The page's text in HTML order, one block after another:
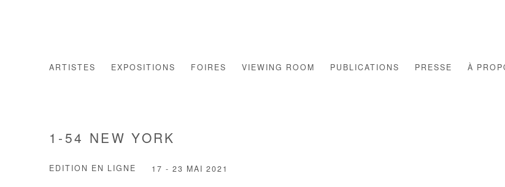
ARTISTES EXPOSITIONS FOIRES VIEWING ROOM PUBLICATIONS PRESSE À
1-54 NEW YORK
EDITION EN LIGNE 17 - 23 MAI 2021